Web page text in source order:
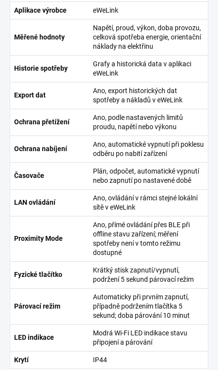
Aplikace výrobce eWeLink
Měřené hodnoty
Napětí, proud, výkon, doba provozu,
celková spotřeba energie, orientační
náklady na elektřinu
Historie spotřeby
Grafy a historická data v aplikaci
eWeLink
Export dat
Ano, export historických dat
spotřeby a nákladů v eWeLink
Ochrana přetížení
Ano, podle nastavených limitů
proudu, napětí nebo výkonu
Ochrana nabíjení
Ano, automatické vypnutí při poklesu
odběru po nabití zařízení
Časovače
Plán, odpočet, automatické vypnutí
nebo zapnutí po nastavené době
LAN ovládání
Ano, ovládání v rámci stejné lokální
sítě v eWeLink
Proximity Mode
Ano, přímé ovládání přes BLE při
offline stavu zařízení; měření
spotřeby není v tomto režimu
dostupné
Fyzické tlačítko
Krátký stisk zapnutí/vypnutí,
podržení 5 sekund párovací režim
Párovací režim
Automaticky při prvním zapnutí,
případně podržením tlačítka 5
sekund; doba párování 10 minut
LED indikace
Modrá Wi-Fi LED indikace stavu
připojení a párování
Krytí IP44